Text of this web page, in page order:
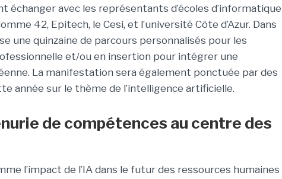
avec les représentants d’écoles d’informatique
42, Epitech, le Cesi, et l’université Côte d’Azur. Dans
une quinzaine de parcours personnalisés pour les
et/ou en insertion pour intégrer une
La manifestation sera également ponctuée par des
année sur le thème de l’intelligence artificielle.
de compétences au centre des
l’impact de l’IA dans le futur des ressources humaines